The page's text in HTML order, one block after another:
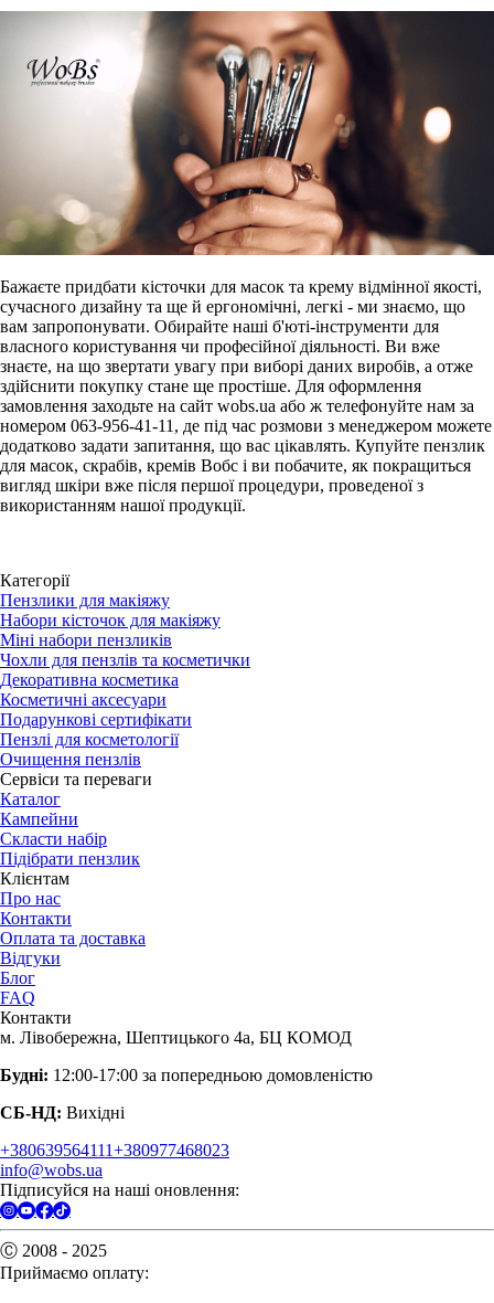
Бажаєте придбати кісточки для масок та крему відмінної якості,
сучасного дизайну та ще й ергономічні, легкі - ми знаємо, що
вам запропонувати. Обирайте наші б'юті-інструменти для
власного користування чи професійної діяльності. Ви вже
знаєте, на що звертати увагу при виборі даних виробів, а отже
здійснити покупку стане ще простіше. Для оформлення
замовлення заходьте на сайт wobs.ua або ж телефонуйте нам за
номером 063-956-41-11, де під час розмови з менеджером можете
додатково задати запитання, що вас цікавлять. Купуйте пензлик
для масок, скрабів, кремів Вобс і ви побачите, як покращиться
вигляд шкіри вже після першої процедури, проведеної з
використанням нашої продукції.
Категорії
Пензлики для макіяжу
Набори кісточок для макіяжу
Міні набори пензликів
Чохли для пензлів та косметички
Декоративна косметика
Косметичні аксесуари
Подарункові сертифікати
Пензлі для косметології
Очищення пензлів
Сервіси та переваги
Каталог
Кампейни
Скласти набір
Підібрати пензлик
Клієнтам
Про нас
Контакти
Оплата та доставка
Відгуки
Блог
FAQ
Контакти
м. Лівобережна, Шептицького 4а, БЦ КОМОД
Будні: 12:00-17:00 за попередньою домовленістю
СБ-НД: Вихідні
+380639564111+380977468023
info@wobs.ua
Підписуйся на наші оновлення:
Ⓒ 2008 - 2025
Приймаємо оплату: